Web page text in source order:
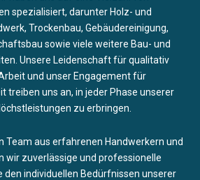
spezialisiert, darunter Holz- und
Trockenbau, Gebäudereinigung,
sowie viele weitere Bau- und
Unsere Leidenschaft für qualitativ
und unser Engagement für
treiben uns an, in jeder Phase unserer
zu erbringen.
Team aus erfahrenen Handwerkern und
wir zuverlässige und professionelle
den individuellen Bedürfnissen unserer